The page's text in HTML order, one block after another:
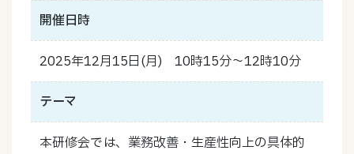
開催日時
2025年12月15日(月) 10時15分～12時10分
テーマ
本研修会では、業務改善・生産性向上の具体的